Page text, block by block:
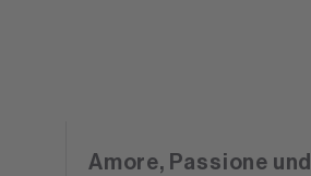
Amore, Passione und